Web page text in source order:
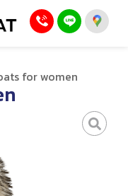
for women